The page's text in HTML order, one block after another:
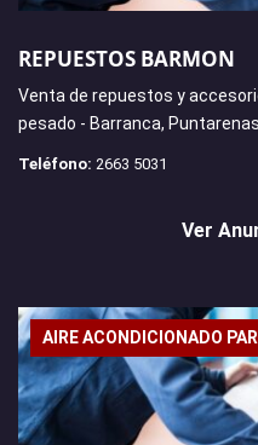
REPUESTOS BARMON
Venta de repuestos y
pesado - Barranca, Puntarenas
Teléfono: 2663 5031
Ver
AIRE ACONDICIONADO